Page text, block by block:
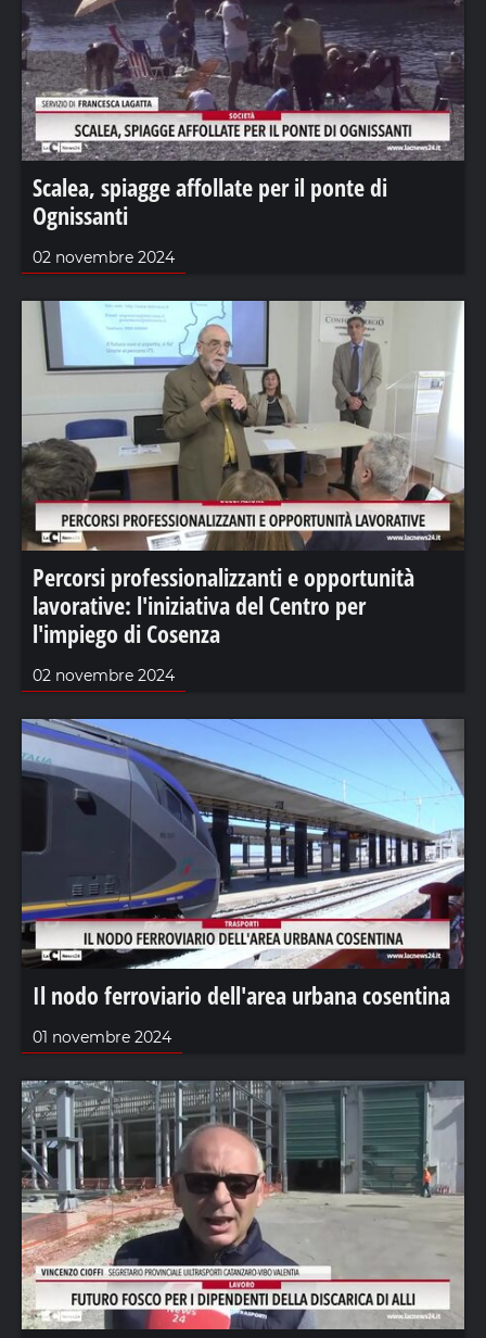
Scalea, spiagge affollate per il ponte di
Ognissanti
02 novembre 2024
Percorsi professionalizzanti e opportunità
lavorative: l'iniziativa del Centro per
l'impiego di Cosenza
02 novembre 2024
Il nodo ferroviario dell'area urbana cosentina
01 novembre 2024